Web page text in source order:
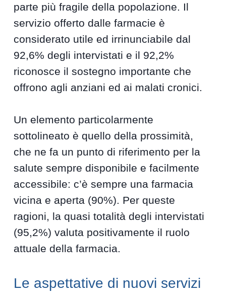
parte più fragile della popolazione. Il
servizio offerto dalle farmacie è
considerato utile ed irrinunciabile dal
92,6% degli intervistati e il 92,2%
riconosce il sostegno importante che
offrono agli anziani ed ai malati cronici.
Un elemento particolarmente
sottolineato è quello della prossimità,
che ne fa un punto di riferimento per la
salute sempre disponibile e facilmente
accessibile: c’è sempre una farmacia
vicina e aperta (90%). Per queste
ragioni, la quasi totalità degli intervistati
(95,2%) valuta positivamente il ruolo
attuale della farmacia.
Le aspettative di nuovi servizi